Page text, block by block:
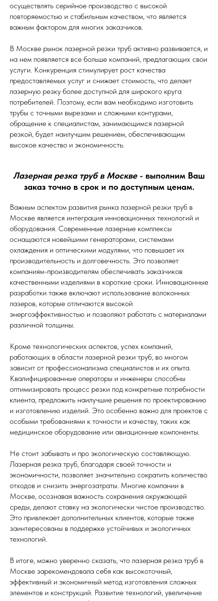
осуществлять серийное производство с высокой
повторяемостью и стабильным качеством, что является
важным фактором для многих заказчиков.
В Москве рынок лазерной резки труб активно развивается, и
на нем появляется все больше компаний, предлагающих свои
услуги. Конкуренция стимулирует рост качества
предоставляемых услуг и снижает стоимость, что делает
лазерную резку более доступной для широкого круга
потребителей. Поэтому, если вам необходимо изготовить
трубы с точными вырезами и сложными контурами,
обращение к специалистам, занимающимся лазерной
резкой, будет наилучшим решением, обеспечивающим
высокое качество и экономичность.
Лазерная резка труб в Москве- выполним Ваш
заказ точно в срок и по доступным ценам.
Важным аспектом развития рынка лазерной резки труб в
Москве является интеграция инновационных технологий и
оборудования. Современные лазерные комплексы
оснащаются новейшими генераторами, системами
охлаждения и оптическими модулями, что повышает их
производительность и долговечность. Это позволяет
компаниям-производителям обеспечивать заказчиков
качественными изделиями в короткие сроки. Инновационные
разработки также включают использование волоконных
лазеров, которые отличаются высокой
энергоэффективностью и позволяют работать с материалами
различной толщины.
Кроме технологических аспектов, успех компаний,
работающих в области лазерной резки труб, во многом
зависит от профессионализма специалистов и их опыта.
Квалифицированные операторы и инженеры способны
оптимизировать процесс резки под конкретные потребности
клиента, предложить наилучшие решения по проектированию
и изготовлению изделий. Это особенно важно для проектов с
особыми требованиями к точности и качеству, таких как
медицинское оборудование или авиационные компоненты.
Не стоит забывать и про экологическую составляющую.
Лазерная резка труб, благодаря своей точности и
экономичности, позволяет значительно сократить количество
отходов и снизить энергозатраты. Многие компании в
Москве, осознавая важность сохранения окружающей
среды, делают ставку на экологически чистое производство.
Это привлекает дополнительных клиентов, которые также
заинтересованы в поддержке устойчивых и экологичных
технологий.
В итоге, можно уверенно сказать, что лазерная резка труб в
Москве зарекомендовала себя как высокоточный,
эффективный и экономичный метод изготовления сложных
элементов и конструкций. Развитие технологий, увеличение